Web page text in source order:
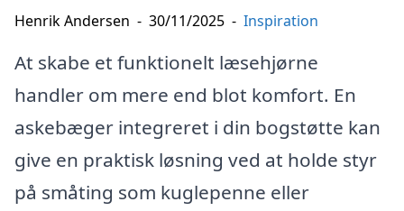
Henrik Andersen - 30/11/2025 - Inspiration
At skabe et funktionelt læsehjørne
handler om mere end blot komfort. En
askebæger integreret i din bogstøtte kan
give en praktisk løsning ved at holde styr
på småting som kuglepenne eller